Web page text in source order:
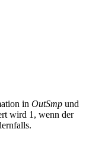
in OutSmp und
wird 1, wenn der